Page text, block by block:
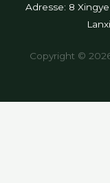
Adresse: 8
Copyright ©